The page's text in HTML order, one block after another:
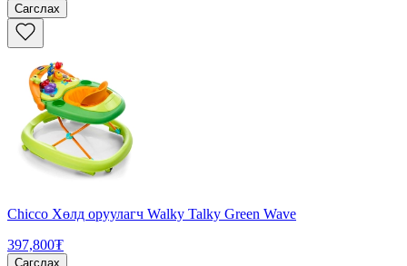
Сагслах
Chicco Хөлд оруулагч Walky Talky Green Wave
397,800₮
Сагслах